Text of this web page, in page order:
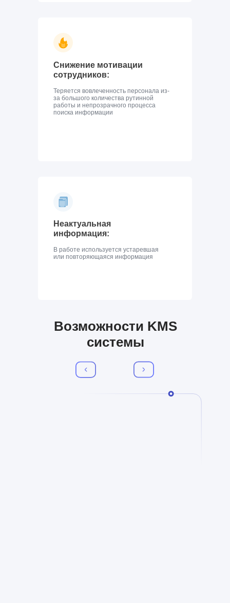
Неактуальная
информация:
В работе используется устаревшая
или повторяющаяся информация
Снижение мотивации
сотрудников:
Теряется вовлеченность персонала из-
за большого количества рутинной
работы и непрозрачного процесса
поиска информации
Возможности KMS
системы